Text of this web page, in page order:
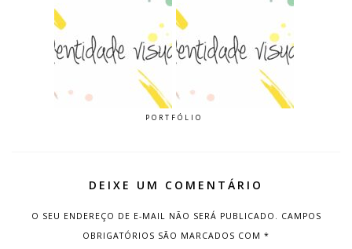
PORTFÓLIO
DEIXE UM COMENTÁRIO
O SEU ENDEREÇO DE E-MAIL NÃO SERÁ PUBLICADO. CAMPOS
OBRIGATÓRIOS SÃO MARCADOS COM *